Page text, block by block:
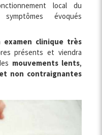
local du
évoqués
examen clinique très
présents et viendra
mouvements lents,
non contraignantes